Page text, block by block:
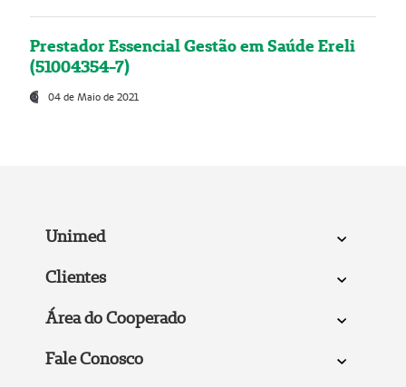
Prestador Essencial Gestão em Saúde Ereli
(51004354-7)
04 de Maio de 2021
Unimed
Clientes
Área do Cooperado
Fale Conosco